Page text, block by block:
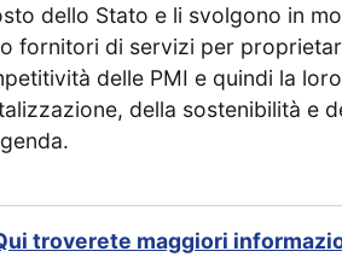
dello Stato e li svolgono in
fornitori di servizi per
delle PMI e quindi la
della sostenibilità e
troverete maggiori